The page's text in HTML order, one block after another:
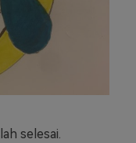
selesai.